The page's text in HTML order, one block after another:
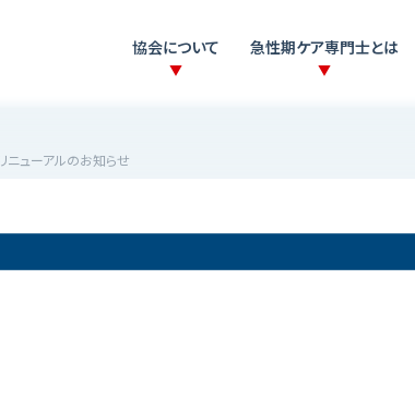
協会について 急性期ケア専門士とは
ニューアルのお知らせ